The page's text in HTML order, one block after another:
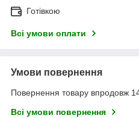
Готівкою
Всі умови оплати
Умови повернення
Повернення товару впродовж
Всі умови повернення